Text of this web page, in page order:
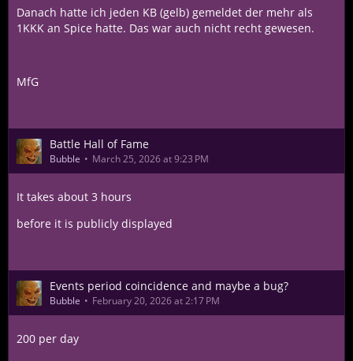
Danach hatte ich jeden KB (gelb) gemeldet der mehr als
1KKK an Spice hatte. Das war auch nicht recht gewesen.
MfG
Battle Hall of Fame
Bubble March 25, 2026 at 9:23 PM
It takes about 3 hours
before it is publicly displayed
Events period coincidence and maybe a bug?
Bubble February 20, 2026 at 2:17 PM
200 per day